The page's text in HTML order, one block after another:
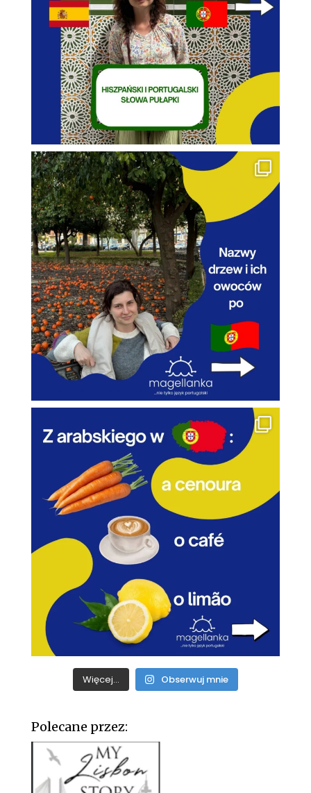
Więcej... Obserwuj mnie
Polecane przez: